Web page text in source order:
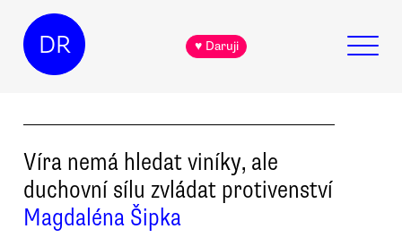
DR ♥ Daruji
Víra nemá hledat viníky, ale
duchovní sílu zvládat protivenství
Magdaléna Šipka